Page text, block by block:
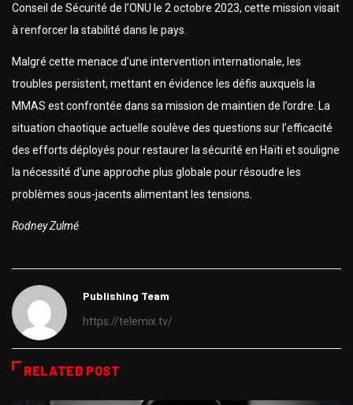
Conseil de Sécurité de l’ONU le 2 octobre 2023, cette mission visait
à renforcer la stabilité dans le pays.
Malgré cette menace d’une intervention internationale, les
troubles persistent, mettant en évidence les défis auxquels la
MMAS est confrontée dans sa mission de maintien de l’ordre. La
situation chaotique actuelle soulève des questions sur l’efficacité
des efforts déployés pour restaurer la sécurité en Haïti et souligne
la nécessité d’une approche plus globale pour résoudre les
problèmes sous-jacents alimentant les tensions.
Rodney Zulmé
Publishing Team
https://telemix.tv/
RELATED POST